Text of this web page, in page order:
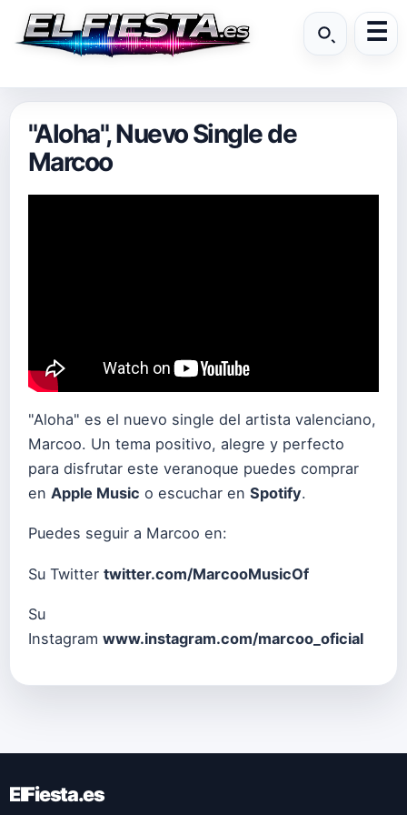
"Aloha", Nuevo Single de
Marcoo
"Aloha" es el nuevo single del artista valenciano,
Marcoo. Un tema positivo, alegre y perfecto
para disfrutar este veranoque puedes comprar
en Apple Music o escuchar en Spotify.
Puedes seguir a Marcoo en:
Su Twitter twitter.com/MarcooMusicOf
Su
Instagram www.instagram.com/marcoo_oficial
ElFiesta.es